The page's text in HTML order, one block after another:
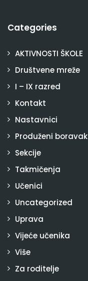
Categories
AKTIVNOSTI ŠKOLE
Društvene mreže
I – IX razred
Kontakt
Nastavnici
Produženi boravak
Sekcije
Takmičenja
Učenici
Uncategorized
Uprava
Vijeće učenika
Više
Za roditelje